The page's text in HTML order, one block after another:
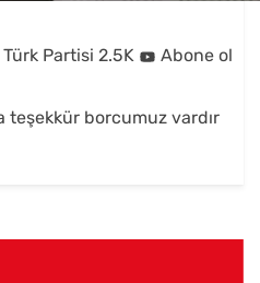
Partisi 2.5K Abone ol
teşekkür borcumuz vardır